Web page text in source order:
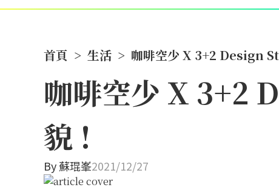
首頁 > 生活 > 咖啡空少 X 3+2 Design
咖啡空少 X 3+2
貌 !
By蘇琨峯2021/12/27